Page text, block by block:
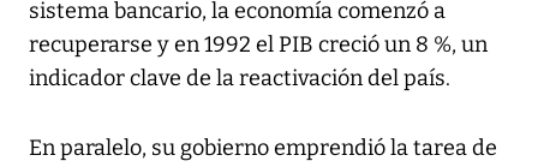
sistema bancario, la economía comenzó a
recuperarse y en 1992 el PIB creció un 8 %, un
indicador clave de la reactivación del país.
En paralelo, su gobierno emprendió la tarea de